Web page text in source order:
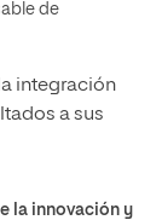
de
integración
a sus
la innovación y